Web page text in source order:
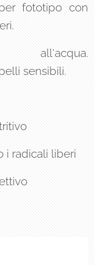
fototipo con
all'acqua.
sensibili.
i radicali liberi